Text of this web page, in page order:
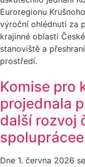
Euroregionu
výroční ohlédnutí za
krajinné oblasti
stanoviště a
prostředí.
Komise pro
projednala
další rozvoj
spoluprácee
Dne 1. června 2026